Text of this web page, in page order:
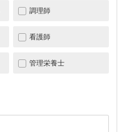
調理師
看護師
管理栄養士